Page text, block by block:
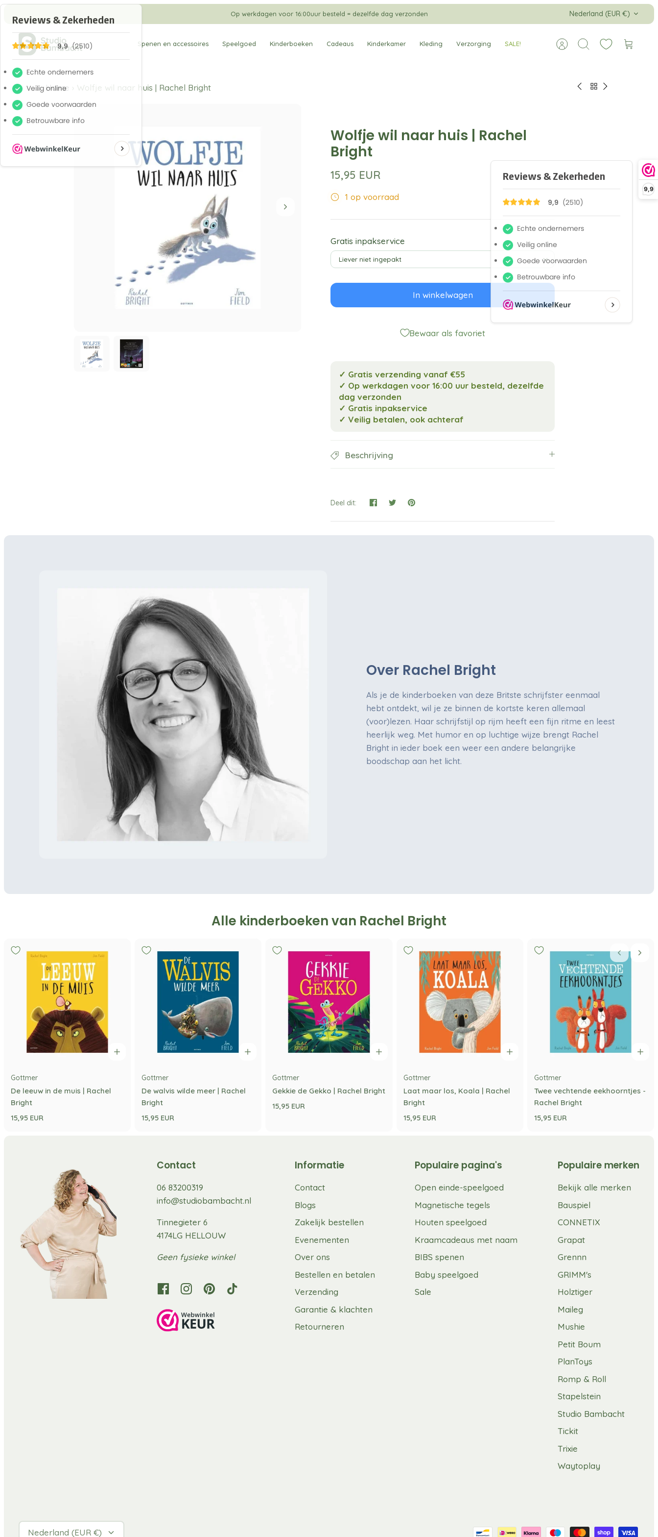
9,9
naar
content
Op werkdagen voor 16:00uur besteld = dezelfde dag verzonden Valuta
Nederland (EUR €)
Spenen en accessoires Speelgoed Kinderboeken Cadeaus Kinderkamer Kleding Verzorging SALE!
AccountZoeken
Home › Wolfje wil naar huis | Rachel Bright
Wolfje wil naar huis | Rachel
Bright
15,95 EUR
1 op voorraad
Gratis inpakservice
In winkelwagen
Bewaar als favoriet
✓ Gratis verzending vanaf €55
✓ Op werkdagen voor 16:00 uur besteld, dezelfde
dag verzonden
✓ Gratis inpakservice
✓ Veilig betalen, ook achteraf
Beschrijving
Deel dit:
Over Rachel Bright
Als je de kinderboeken van deze Britste schrijfster eenmaal
hebt ontdekt, wil je ze binnen de kortste keren allemaal
(voor)lezen. Haar schrijfstijl op rijm heeft een fijn ritme en leest
heerlijk weg. Met humor en op luchtige wijze brengt Rachel
Bright in ieder boek een weer een andere belangrijke
boodschap aan het licht.
Alle kinderboeken van Rachel Bright
Gottmer
De leeuw in de muis | Rachel
Bright
15,95 EUR
Gottmer
De walvis wilde meer | Rachel
Bright
15,95 EUR
Gottmer
Gekkie de Gekko | Rachel Bright
15,95 EUR
Gottmer
Laat maar los, Koala | Rachel
Bright
15,95 EUR
Gottmer
Twee vechtende eekhoorntjes -
Rachel Bright
15,95 EUR
Contact
06 83200319
info@studiobambacht.nl
Tinnegieter 6
4174LG HELLOUW
Geen fysieke winkel
Informatie
Contact
Blogs
Zakelijk bestellen
Evenementen
Over ons
Bestellen en betalen
Verzending
Garantie & klachten
Retourneren
Populaire pagina's
Open einde-speelgoed
Magnetische tegels
Houten speelgoed
Kraamcadeaus met naam
BIBS spenen
Baby speelgoed
Sale
Populaire merken
Bekijk alle merken
Bauspiel
CONNETIX
Grapat
Grennn
GRIMM's
Holztiger
Maileg
Mushie
Petit Boum
PlanToys
Romp & Roll
Stapelstein
Studio Bambacht
Tickit
Trixie
Waytoplay
Valuta
Nederland (EUR €)